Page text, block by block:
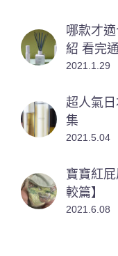
哪款才
紹 看完
2021.1.29
超人氣
集
2021.5.04
寶寶紅
較篇】
2021.6.08